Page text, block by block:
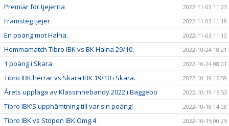
Premiär för tjejerna 2022-11-03 11:23
Framsteg tjejer 2022-11-03 11:18
En poäng mot Halna. 2022-11-03 11:13
Hemmamatch Tibro IBK vs BK Halna 29/10. 2022-10-24 18:21
1 poäng i Skara 2022-10-24 08:01
Tibro IBK herrar vs Skara IBK 19/10 i Skara. 2022-10-19 16:59
Årets upplaga av Klassinnebandy 2022 i Baggebo 2022-10-19 16:53
Tibro IBK’S upphämtning till var sin poäng! 2022-10-18 14:08
Tibro IBK vs Stöpen IBK Omg.4 2022-10-15 00:25